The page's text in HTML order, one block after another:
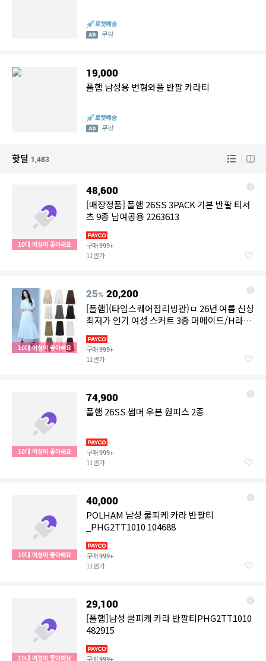
쿠팡
19,000
폴햄 남성용 변형와플 반팔 카라티
쿠팡
핫딜 1,483
10대 여성이 좋아해요
48,600
[매장정품] 폴햄 26SS 3PACK 기본 반팔 티셔
츠 9종 남여공용 2263613
구매999+
11번가
10대 여성이 좋아해요
25% 20,200
[폴햄](타임스퀘어점리빙관)ㅁ 26년 여름 신상
최저가 인기 여성 스커트 3종 머메이드/H라
구매999+
11번가
10대 여성이 좋아해요
74,900
폴햄 26SS 썸머 우븐 원피스 2종
구매999+
11번가
10대 여성이 좋아해요
40,000
POLHAM 남성 쿨피케 카라 반팔티
_PHG2TT1010 104688
구매999+
11번가
10대 여성이 좋아해요
29,100
[폴햄]남성 쿨피케 카라 반팔티PHG2TT1010
482915
구매